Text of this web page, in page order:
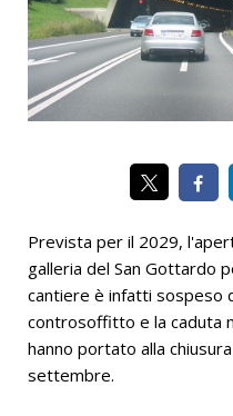
Prevista per il 2029,
galleria del San Gottardo
cantiere è infatti sospeso
controsoffitto e la caduta
hanno portato alla
settembre.